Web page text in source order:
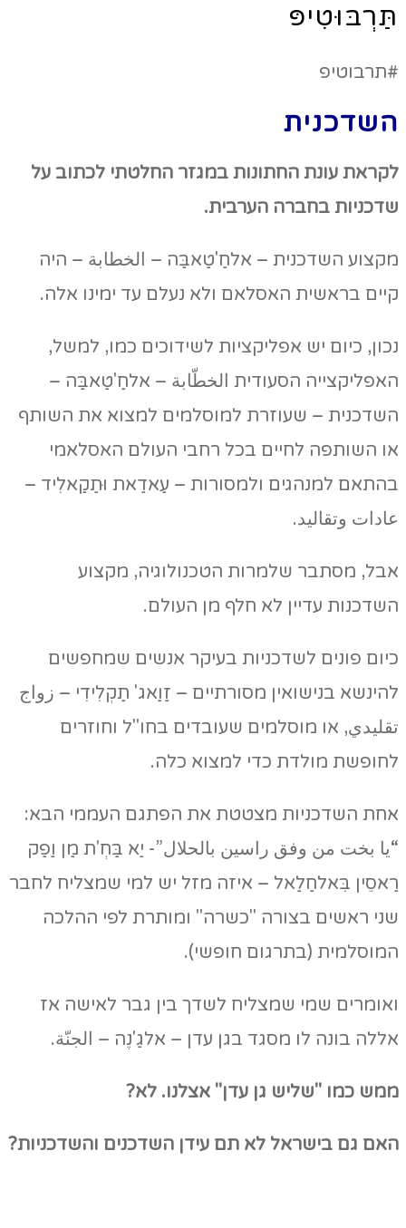
תַּרְבּוּטִיפּ
#תרבוטיפ
השדכנית
לקראת עונת החתונות במגזר החלטתי לכתוב על
שדכניות בחברה הערבית.
מקצוע השדכנית – אלחַ'טַאבַּה – الخطابة – היה
קיים בראשית האסלאם ולא נעלם עד ימינו אלה.
נכון, כיום יש אפליקציות לשידוכים כמו, למשל,
האפליקצייה הסעודית الخطّابة – אלחַ'טַאבַּה –
השדכנית – שעוזרת למוסלמים למצוא את השותף
או השותפה לחיים בכל רחבי העולם האסלאמי
בהתאם למנהגים ולמסורות – עַאדַאת וּתַקַאלִיד –
عادات وتقاليد.
אבל, מסתבר שלמרות הטכנולוגיה, מקצוע
השדכנות עדיין לא חלף מן העולם.
כיום פונים לשדכניות בעיקר אנשים שמחפשים
להינשא בנישואין מסורתיים – זַוַאג' תַקְלִידִי – زواج
تقليدي, או מוסלמים שעובדים בחו"ל וחוזרים
לחופשת מולדת כדי למצוא כלה.
אחת השדכניות מצטטת את הפתגם העממי הבא:
“يا بخت من وفق راسين بالحلال”- יַא בַּחְ'ת מַן וַפַק
רַאסֵין בִּאלחַלַאל – איזה מזל יש למי שמצליח לחבר
שני ראשים בצורה "כשרה" ומותרת לפי ההלכה
המוסלמית (בתרגום חופשי).
ואומרים שמי שמצליח לשדך בין גבר לאישה אז
אללה בונה לו מסגד בגן עדן – אלגַ'נֶה – الجنّة.
ממש כמו "שליש גן עדן" אצלנו. לא?
האם גם בישראל לא תם עידן השדכנים והשדכניות?